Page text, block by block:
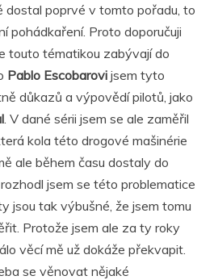
dostal poprvé v tomto pořadu, to
pohádkaření. Proto doporučuji
touto tématikou zabývají do
Pablo Escobarovi jsem tyto
důkazů a výpovědí pilotů, jako
. V dané sérii jsem se ale zaměřil
kola této drogové mašinérie
ale během času dostaly do
jsem se této problematice
jsou tak výbušné, že jsem tomu
Protože jsem ale za ty roky
věcí mě už dokáže překvapit.
se věnovat nějaké